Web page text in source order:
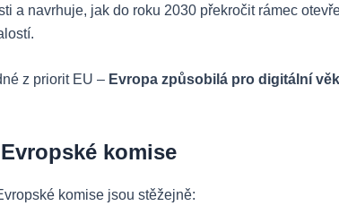
a navrhuje, jak do roku 2030 překročit rámec
z priorit EU – Evropa způsobilá pro digitální věk
komise
komise jsou stěžejně: